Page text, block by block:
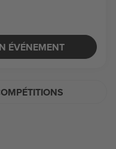
ÉVÉNEMENT